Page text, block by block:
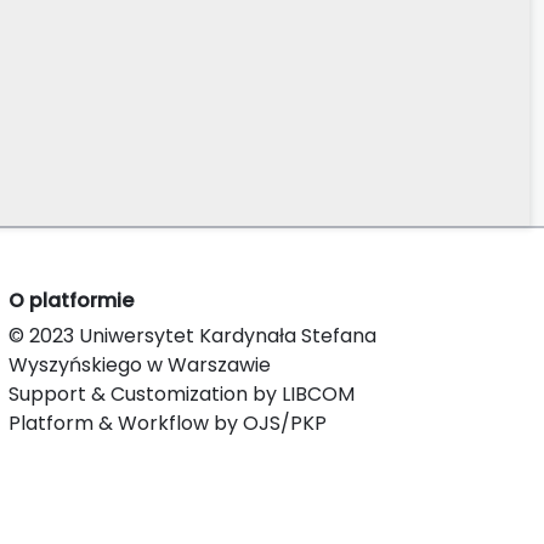
O platformie
© 2023 Uniwersytet Kardynała Stefana
Wyszyńskiego w Warszawie
Support & Customization by LIBCOM
Platform & Workflow by OJS/PKP